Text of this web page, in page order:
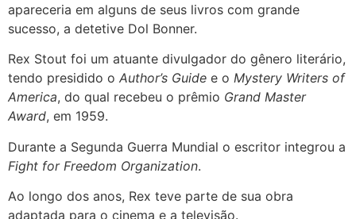
apareceria em alguns de seus livros com grande
sucesso, a detetive Dol Bonner.
Rex Stout foi um atuante divulgador do gênero literário,
tendo presidido o Author’s Guide e o Mystery Writers of
America, do qual recebeu o prêmio Grand Master
Award, em 1959.
Durante a Segunda Guerra Mundial o escritor integrou a
Fight for Freedom Organization.
Ao longo dos anos, Rex teve parte de sua obra
adaptada para o cinema e a televisão.